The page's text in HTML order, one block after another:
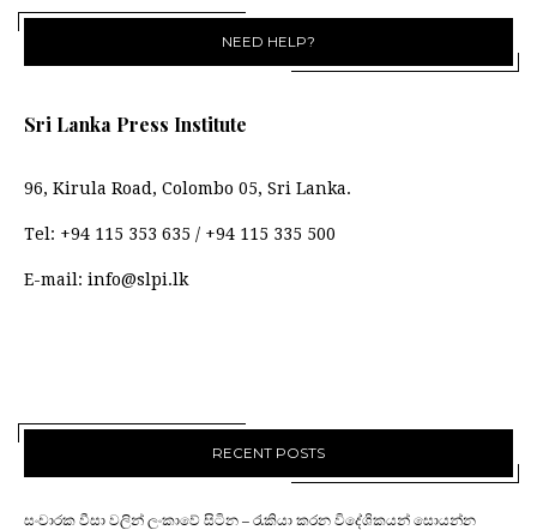
NEED HELP?
Sri Lanka Press Institute
96, Kirula Road, Colombo 05, Sri Lanka.
Tel: +94 115 353 635 / +94 115 335 500
E-mail: info@slpi.lk
RECENT POSTS
සංචාරක වීසා වලින් ලංකාවේ සිටින – රැකියා කරන විදේශිකයන් සොයන්න